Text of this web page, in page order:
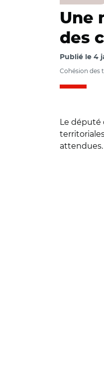
Une
des
Publié le 4
Cohésion des
Le député
attendues.